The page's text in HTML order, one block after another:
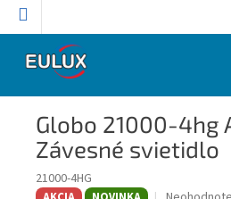
Prejsť
Globo 21000-4hg
Závesné svietidlo
21000-4HG